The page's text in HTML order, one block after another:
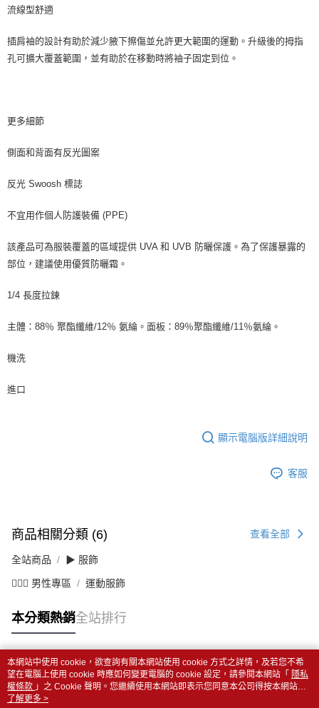
流線型舒適
插肩袖的設計有助於減少腋下擦傷並允許更大範圍的運動。升級後的拇指
孔可擴大覆蓋範圍，並有助於在移動時將袖子固定到位。
更多細節
側面和背面有反光圖案
反光 Swoosh 標誌
不宜用作個人防護裝備 (PPE)
該產品可為服裝覆蓋的區域提供 UVA 和 UVB 防曬保護。為了保護暴露的
部位，建議使用優質防曬霜。
1/4 長度拉鍊
主體：88％ 聚酯纖維/12％ 氨綸。面板：89％聚酯纖維/11％氨綸。
機洗
進口
顯示電腦版詳細說明
客服
商品相關分類 (6) 查看全部
全站商品 ▶ 服飾
💁🏻‍♂️ 男性專區 運動服飾
本分類熱銷全站排行
熱門標籤
本網站中使用 cookie，欲查詢有關本網站使用 cookie 方式之詳情，及若您不希
望在電腦上使用 cookie 時應如何變更電腦的 cookie 設定，請參閱本網站「 隱私
權條款 」之 Cookie 聲明。您繼續使用本網站即表示您同意本公司得按本網站使
用條款之 Cookie 聲明使用 cookie。
了解更多 >